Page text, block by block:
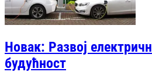
Новак: Развој
будућност